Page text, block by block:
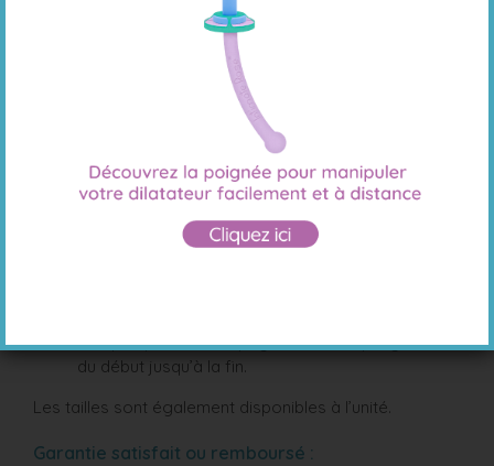
adapté si vous ressentez une gêne lors de
l’insertion de tampons.
Pack Medium (Tailles 3 à 6)
continuer la progression une fois les premières
tailles bien tolérées, il convient si les
médicaux ou gynécologiques vous causent de
l’inconfort.
Pack Large (Tailles 5 à 8): pensé pour
accompagner les dernières phases de la
dilatation ou maintenir la souplesse, il est
complet pour accompagner toute la progression,
du début jusqu’à la fin.
Les tailles sont également disponibles à l’unité.
Garantie satisfait ou remboursé :